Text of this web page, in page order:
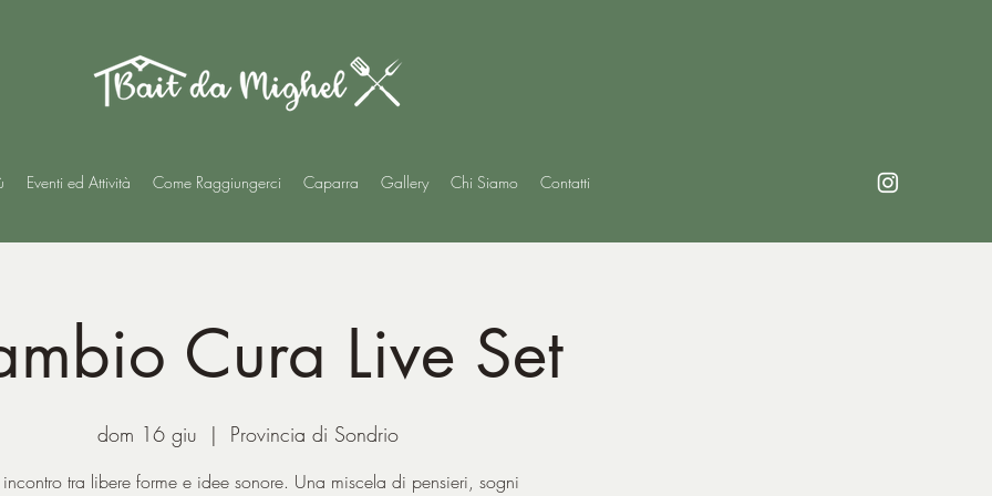
Eventi ed Attività Come Raggiungerci Caparra Gallery Chi Siamo Contatti
Cura Live Set
dom 16 giu
  |
Provincia di Sondrio
tra libere forme e idee sonore. Una miscela di pensieri, sogni